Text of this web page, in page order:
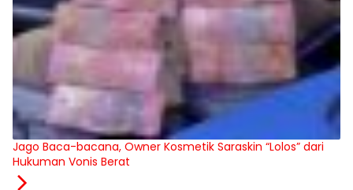
Jago Baca-bacana, Owner Kosmetik Saraskin “Lolos” dari
Hukuman Vonis Berat